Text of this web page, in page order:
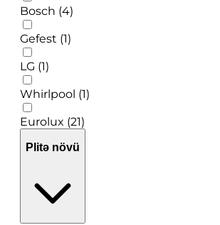
Bosch (4)
Gefest (1)
LG (1)
Whirlpool (1)
Eurolux (21)
Plitə növü